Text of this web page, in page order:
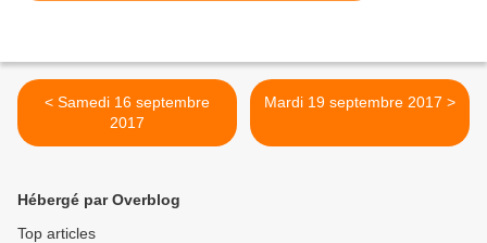
< Samedi 16 septembre
2017
Mardi 19 septembre 2017 >
Hébergé par Overblog
Top articles